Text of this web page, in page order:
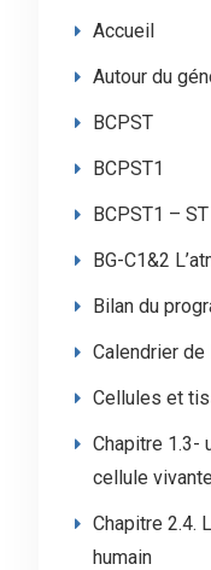
Accueil
Autour du
BCPST
BCPST1
BCPST1 –
BG-C1&2
Bilan du
Calendrier de
Cellules et
Chapitre 1.3-
cellule vivante
Chapitre 2.4.
humain